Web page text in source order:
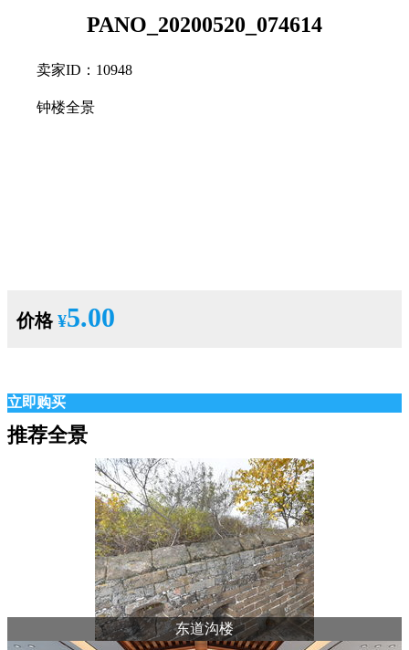
PANO_20200520_074614
卖家ID：10948
钟楼全景
价格¥5.00
立即购买
推荐全景
东道沟楼